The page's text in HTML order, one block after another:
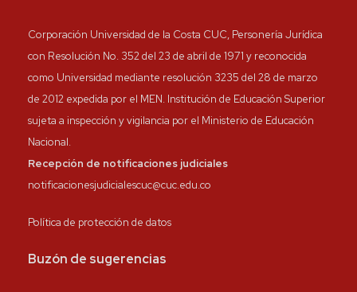
Corporación Universidad de la Costa CUC, Personería Jurídica
con Resolución No. 352 del 23 de abril de 1971 y reconocida
como Universidad mediante resolución 3235 del 28 de marzo
de 2012 expedida por el MEN. Institución de Educación Superior
sujeta a inspección y vigilancia por el Ministerio de Educación
Nacional.
Recepción de notificaciones judiciales
notificacionesjudicialescuc@cuc.edu.co
Política de protección de datos
Buzón de sugerencias